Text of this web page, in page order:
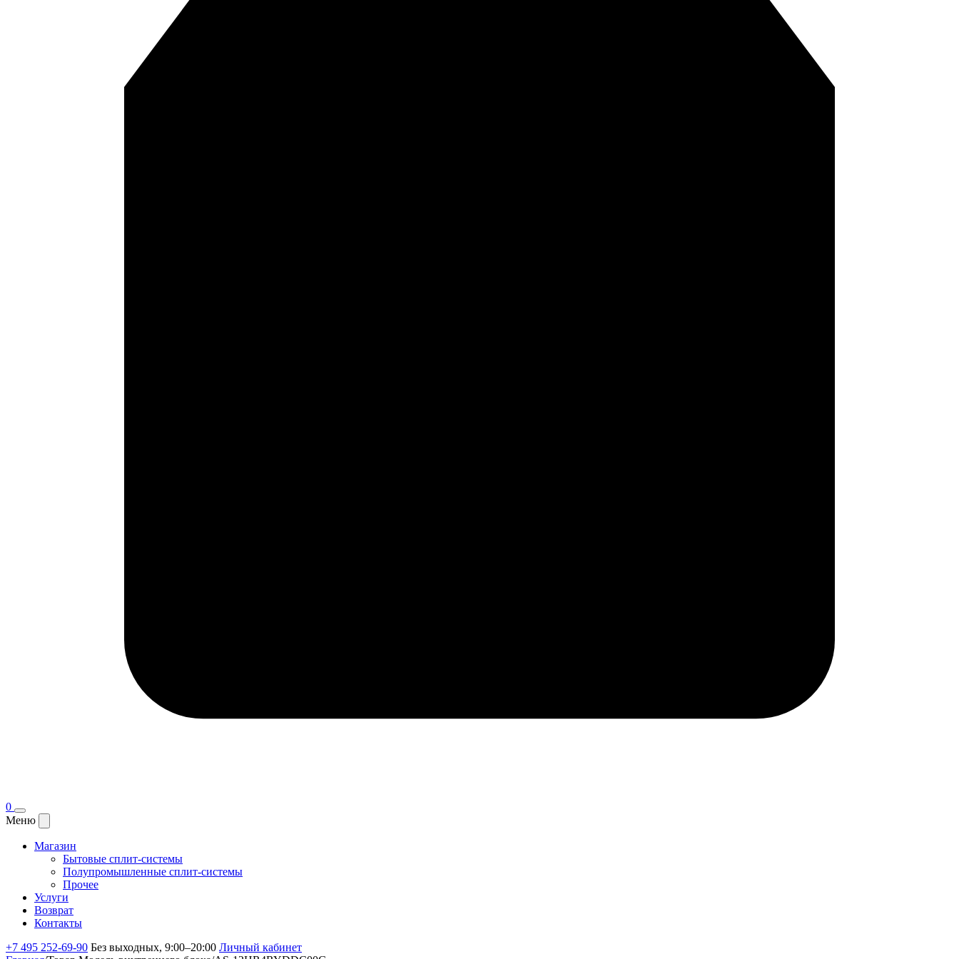
0
Меню
Магазин
Бытовые сплит-системы
Полупромышленные сплит-системы
Прочее
Услуги
Возврат
Контакты
+7 495 252-69-90 Без выходных, 9:00–20:00 Личный кабинет